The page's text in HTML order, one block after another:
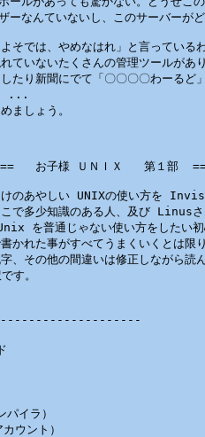
んていないし、このサーバーがど
、やめなはれ」と言っているわ
いたくさんの管理ツールがあり
聞にでて「〇〇〇〇わーるど」
...
しょう。
お子様 ＵＮＩＸ   第１部
向けのあやしい UNIXの使い方を
こで多少知識のある人、及び Linus
を普通じゃない使い方をしたい
かれた事がすべてうまくいくとは限
、その他の間違いは修正しながら読
す。
イラ）
ウント）